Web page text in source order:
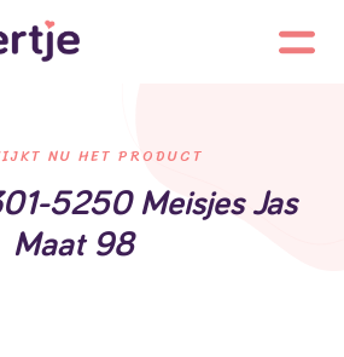
NU HET PRODUCT
5250 Meisjes Jas
Maat 98